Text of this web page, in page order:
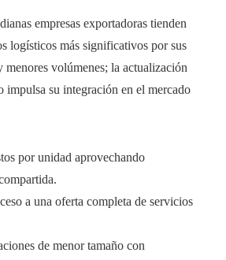
empresas exportadoras tienden
logísticos más significativos por sus
menores volúmenes; la actualización
impulsa su integración en el mercado
por unidad aprovechando
a una oferta completa de servicios
de menor tamaño con